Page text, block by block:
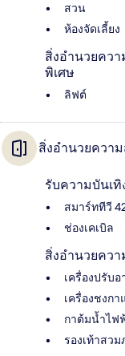
สวน
ห้องจัดเลี้ยง
สิ่งอำนวยคว
พิเศษ
ลิฟต์
สิ่งอำนวยควา
รับความบันเทิ
สมาร์ททีวี
ช่องเคเบิล
สิ่งอำนวยคว
เครื่องปรับอ
เครื่องชงก
กาต้มน้ำไฟ
รองเท้าสว